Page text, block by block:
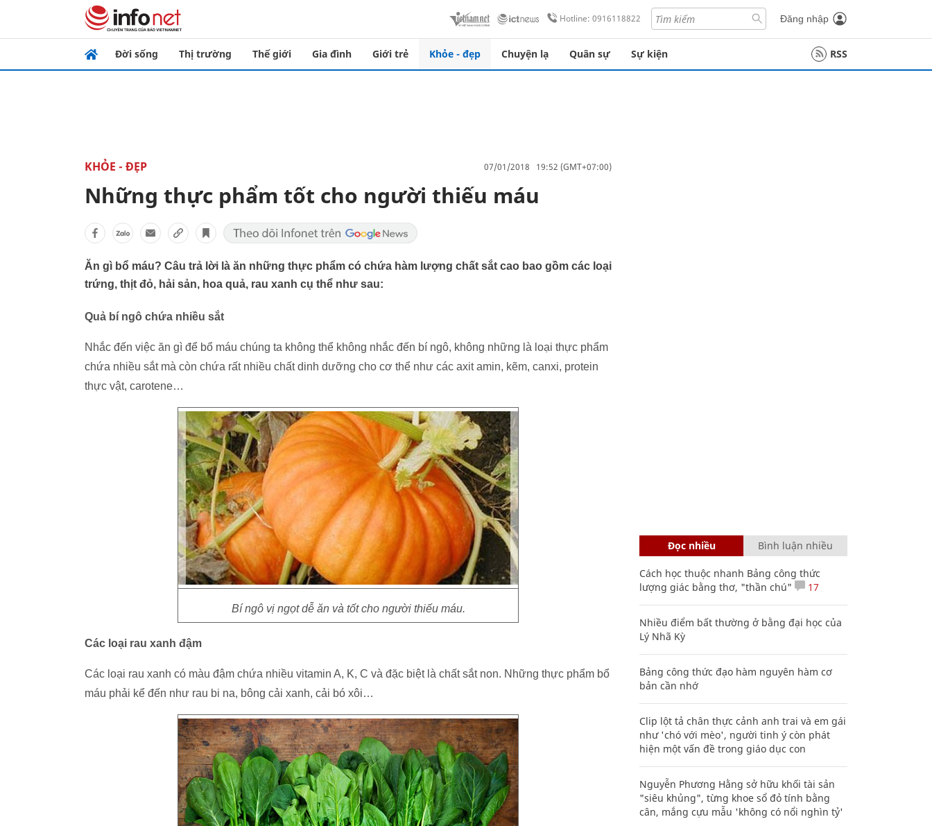
Hotline: 0916118822 Đăng nhập
Đời sống Thị trường Thế giới Gia đình Giới trẻ Khỏe - đẹp Chuyện lạ Quân sự Sự kiện RSS
KHỎE - ĐẸP 07/01/2018 19:52 (GMT+07:00)
Những thực phẩm tốt cho người thiếu máu
Ăn gì bổ máu? Câu trả lời là ăn những thực phẩm có chứa hàm lượng chất sắt cao bao gồm các loại
trứng, thịt đỏ, hải sản, hoa quả, rau xanh cụ thể như sau:
Quả bí ngô chứa nhiều sắt
Nhắc đến việc ăn gì để bổ máu chúng ta không thể không nhắc đến bí ngô, không những là loại thực phẩm
chứa nhiều sắt mà còn chứa rất nhiều chất dinh dưỡng cho cơ thể như các axit amin, kẽm, canxi, protein
thực vật, carotene…
Bí ngô vị ngọt dễ ăn và tốt cho người thiếu máu.
Các loại rau xanh đậm
Các loại rau xanh có màu đậm chứa nhiều vitamin A, K, C và đặc biệt là chất sắt non. Những thực phẩm bổ
máu phải kể đến như rau bi na, bông cải xanh, cải bó xôi…
Đọc nhiều Bình luận nhiều
Cách học thuộc nhanh Bảng công thức
lượng giác bằng thơ, "thần chú"
17
Nhiều điểm bất thường ở bằng đại học của
Lý Nhã Kỳ
Bảng công thức đạo hàm nguyên hàm cơ
bản cần nhớ
Clip lột tả chân thực cảnh anh trai và em gái
như 'chó với mèo', người tinh ý còn phát
hiện một vấn đề trong giáo dục con
Nguyễn Phương Hằng sở hữu khối tài sản
"siêu khủng", từng khoe sổ đỏ tính bằng
cân, mắng cựu mẫu 'không có nổi nghìn tỷ'